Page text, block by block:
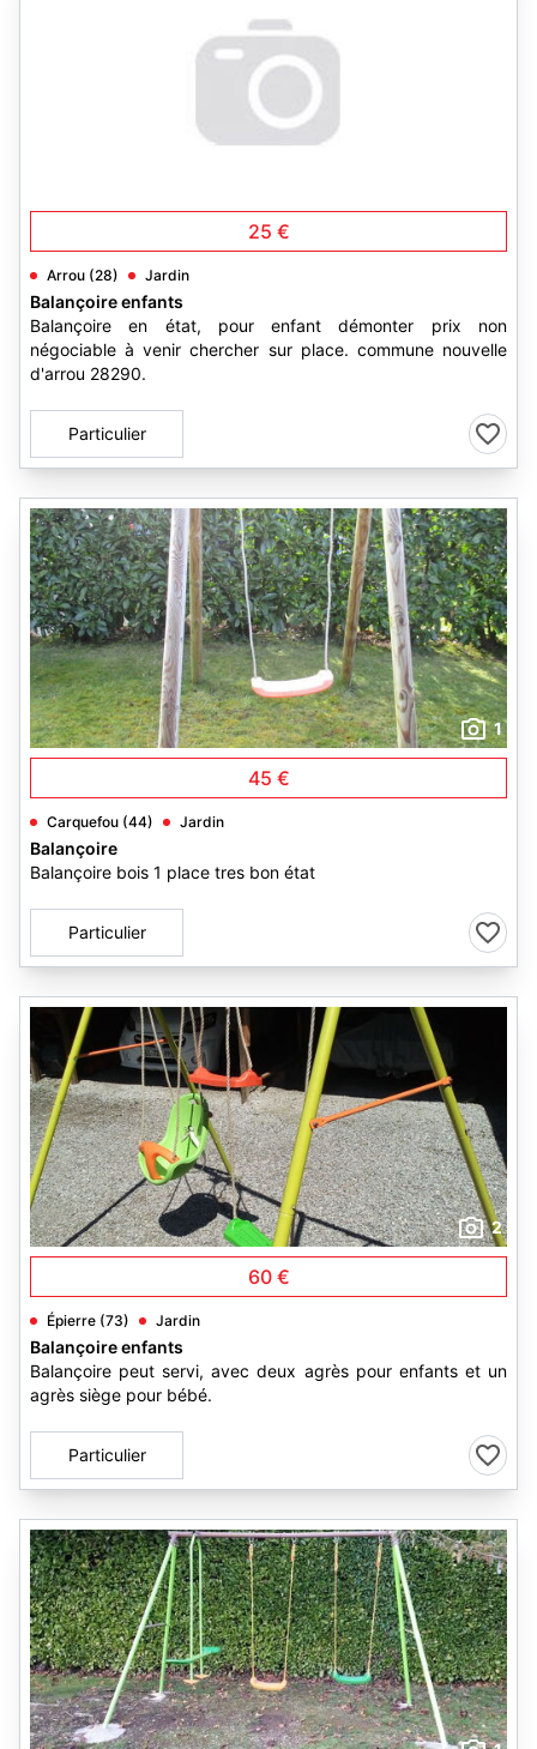
25 €
Arrou (28) Jardin
Balançoire enfants
Balançoire en état, pour enfant démonter prix non
négociable à venir chercher sur place. commune nouvelle
d'arrou 28290.
Particulier
1
45 €
Carquefou (44) Jardin
Balançoire
Balançoire bois 1 place tres bon état
Particulier
2
60 €
Épierre (73) Jardin
Balançoire enfants
Balançoire peut servi, avec deux agrès pour enfants et un
agrès siège pour bébé.
Particulier